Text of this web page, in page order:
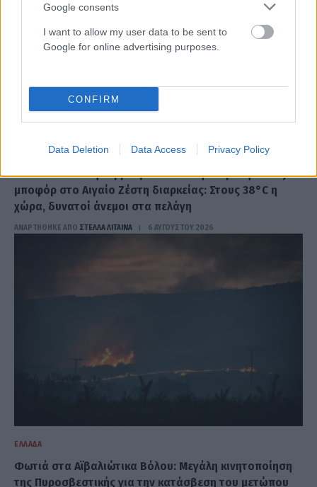
Google consents
I want to allow my user data to be sent to
Google for online advertising purposes.
CONFIRM
Data Deletion Data Access Privacy Policy
Στα «κόκκινα» η θερμοκρασία και την Πέμπτη – Έως 7
μποφόρ στο Αιγαίο Ζέστη διαρκείας: Στους 38°C η
χώρα, δυνατοί άνεμοι στα πελάγη
ΑΝΑΡΤΗΘΗΚΕ ΑΠΟ ΣΤΈΛΛΑ ΛΊΤΑΙΝΑ 6 ΑΥΓΟΎΣΤΟΥ 2026
ΕΛΛΆΔΑ
Φωτιά στα Αϊβαλιώτικα Βόλου: Μεγάλη κινητοποίηση
της Πυροσβεστικής για την κατάσβεση του μετώπου